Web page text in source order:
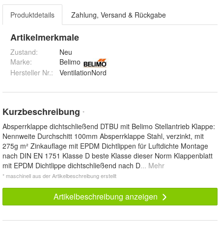
Produktdetails Zahlung, Versand & Rückgabe
Artikelmerkmale
Zustand:
Neu
Marke:
Belimo
Hersteller Nr.:
VentilationNord
Kurzbeschreibung *
Absperrklappe dichtschließend DTBU mit Belimo Stellantrieb Klappe:
Nennweite Durchschitt 100mm Absperrklappe Stahl, verzinkt, mit
275g m² Zinkauflage mit EPDM Dichtlippen für Luftdichte Montage
nach DIN EN 1751 Klasse D beste Klasse dieser Norm Klappenblatt
mit EPDM Dichtlippe dichtschließend nach D... Mehr
* maschinell aus der Artikelbeschreibung erstellt
Artikelbeschreibung anzeigen